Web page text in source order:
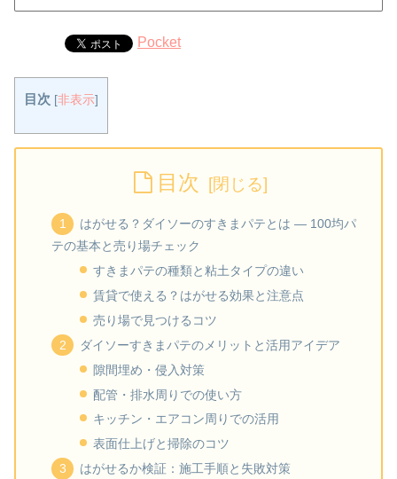
Pocket
目次 [非表示]
目次
はがせる？ダイソーのすきまパテとは — 100均パ
テの基本と売り場チェック
すきまパテの種類と粘土タイプの違い
賃貸で使える？はがせる効果と注意点
売り場で見つけるコツ
ダイソーすきまパテのメリットと活用アイデア
隙間埋め・侵入対策
配管・排水周りでの使い方
キッチン・エアコン周りでの活用
表面仕上げと掃除のコツ
はがせるか検証：施工手順と失敗対策